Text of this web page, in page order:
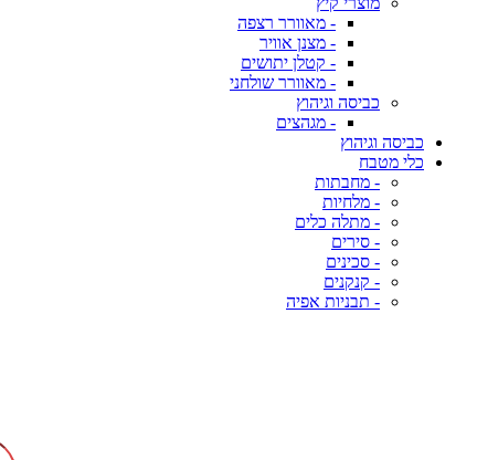
- מאוורר רצפה
- מצנן אוויר
- קטלן יתושים
- מאוורר שולחני
כביסה וגיהוץ
- מגהצים
כביסה וגיהוץ
כלי מטבח
- מחבתות
- מלחיות
- מתלה כלים
- סירים
- סכינים
- קנקנים
- תבניות אפיה